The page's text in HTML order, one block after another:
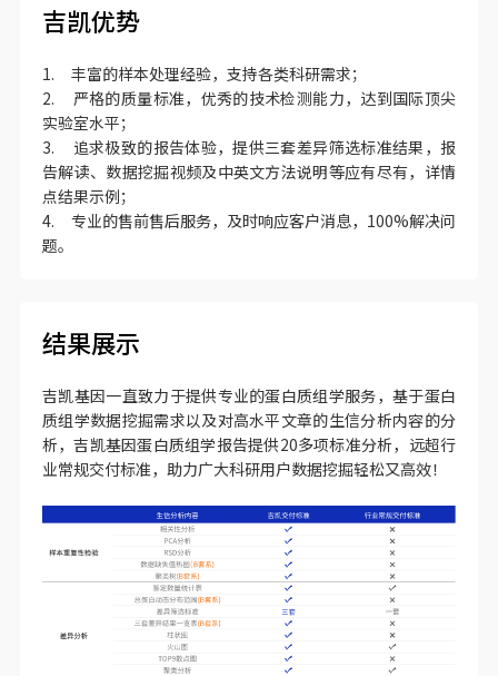
吉凯优势
1. 丰富的样本处理经验，支持各类科研需求；
2. 严格的质量标准，优秀的技术检测能力，达到国际顶尖
实验室水平；
3. 追求极致的报告体验，提供三套差异筛选标准结果，报
告解读、数据挖掘视频及中英文方法说明等应有尽有，详情
点结果示例；
4. 专业的售前售后服务，及时响应客户消息，100%解决问
题。
结果展示
吉凯基因一直致力于提供专业的蛋白质组学服务，基于蛋白
质组学数据挖掘需求以及对高水平文章的生信分析内容的分
析，吉凯基因蛋白质组学报告提供20多项标准分析，远超行
业常规交付标准，助力广大科研用户数据挖掘轻松又高效！